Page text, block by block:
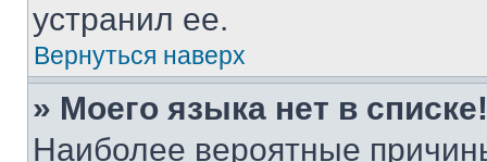
устранил ее.
Вернуться наверх
» Моего языка нет в списке!
Наиболее вероятные